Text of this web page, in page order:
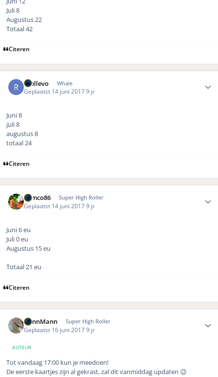
Juli 8
Augustus 22
Totaal 42
Citeren
rhellevo Whale
Geplaatst 14 juni 20179 jr
Juni 8
juli 8
augustus 8
totaal 24
Citeren
Remco86 Super High Roller
Geplaatst 14 juni 20179 jr
Juni 6 eu
Juli 0 eu
Augustus 15 eu
Totaal 21 eu
Citeren
DennMann Super High Roller
Geplaatst 16 juni 20179 jr
AUTEUR
Tot vandaag 17:00 kun je meedoen!
De eerste kaartjes zijn al gekrast, zal dit vanmiddag updaten 😉